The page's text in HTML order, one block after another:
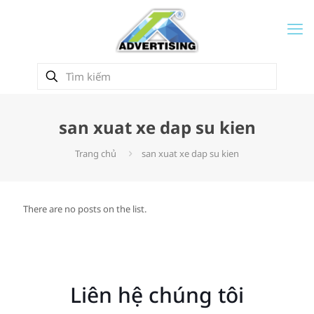
san xuat xe dap su kien
Trang chủ san xuat xe dap su kien
There are no posts on the list.
Liên hệ chúng tôi